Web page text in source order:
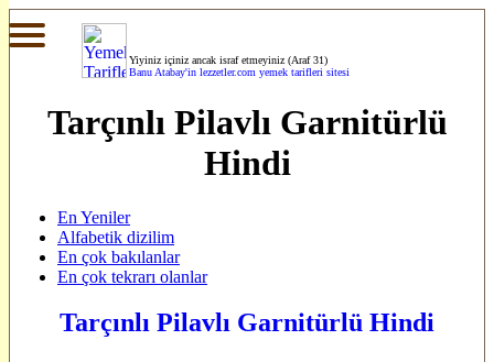
Yiyiniz içiniz ancak israf etmeyiniz (Araf 31)
Banu Atabay'in lezzetler.com yemek tarifleri sitesi
Tarçınlı Pilavlı Garnitürlü
Hindi
En Yeniler
Alfabetik dizilim
En çok bakılanlar
En çok tekrarı olanlar
Tarçınlı Pilavlı Garnitürlü Hindi